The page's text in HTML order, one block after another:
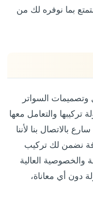
بما نوفره لك من
السواتر
تركيبها والتعامل معها
بالاتصال بنا لأننا
نضمن لك تركيب
والخصوصية العالية
دون أي معاناة،